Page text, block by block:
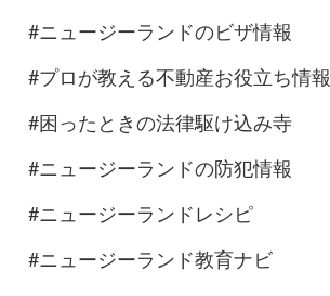
#ニュージーランドのビザ情報
#プロが教える不動産お役立ち情報
#困ったときの法律駆け込み寺
#ニュージーランドの防犯情報
#ニュージーランドレシピ
#ニュージーランド教育ナビ